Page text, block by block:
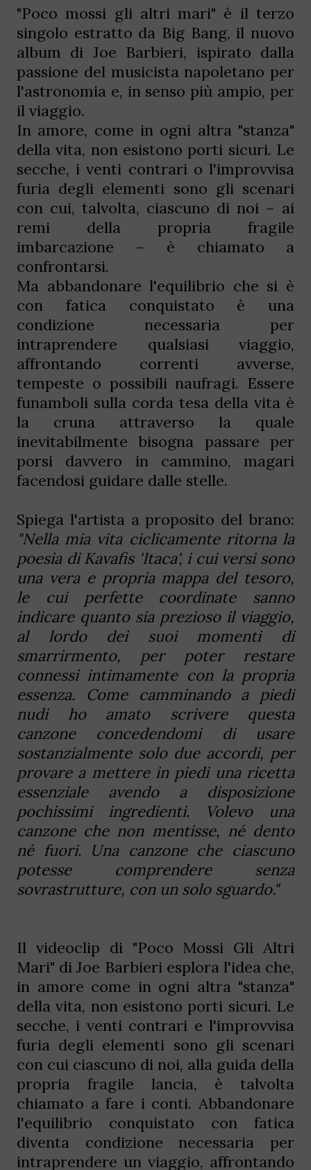
"Poco mossi gli altri mari" è il terzo
singolo estratto da Big Bang, il nuovo
album di Joe Barbieri, ispirato dalla
passione del musicista napoletano per
l'astronomia e, in senso più ampio, per
il viaggio.
In amore, come in ogni altra "stanza"
della vita, non esistono porti sicuri. Le
secche, i venti contrari o l'improvvisa
furia degli elementi sono gli scenari
con cui, talvolta, ciascuno di noi – ai
remi della propria fragile
imbarcazione – è chiamato a
confrontarsi.
Ma abbandonare l'equilibrio che si è
con fatica conquistato è una
condizione necessaria per
intraprendere qualsiasi viaggio,
affrontando correnti avverse,
tempeste o possibili naufragi. Essere
funamboli sulla corda tesa della vita è
la cruna attraverso la quale
inevitabilmente bisogna passare per
porsi davvero in cammino, magari
facendosi guidare dalle stelle.
Spiega l'artista a proposito del brano:
"Nella mia vita ciclicamente ritorna la
poesia di Kavafis 'Itaca', i cui versi sono
una vera e propria mappa del tesoro,
le cui perfette coordinate sanno
indicare quanto sia prezioso il viaggio,
al lordo dei suoi momenti di
smarrirmento, per poter restare
connessi intimamente con la propria
essenza. Come camminando a piedi
nudi ho amato scrivere questa
canzone concedendomi di usare
sostanzialmente solo due accordi, per
provare a mettere in piedi una ricetta
essenziale avendo a disposizione
pochissimi ingredienti. Volevo una
canzone che non mentisse, né dento
né fuori. Una canzone che ciascuno
potesse comprendere senza
sovrastrutture, con un solo sguardo."
Il videoclip di "Poco Mossi Gli Altri
Mari" di Joe Barbieri esplora l'idea che,
in amore come in ogni altra "stanza"
della vita, non esistono porti sicuri. Le
secche, i venti contrari e l'improvvisa
furia degli elementi sono gli scenari
con cui ciascuno di noi, alla guida della
propria fragile lancia, è talvolta
chiamato a fare i conti. Abbandonare
l'equilibrio conquistato con fatica
diventa condizione necessaria per
intraprendere un viaggio, affrontando